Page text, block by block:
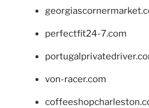
perfectfit24-7.com
von-racer.com